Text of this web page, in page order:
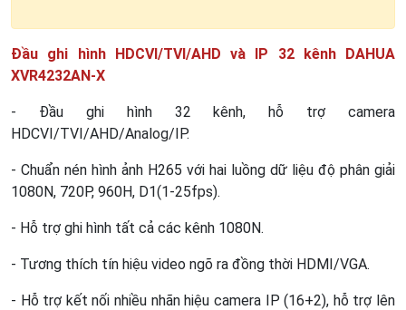
Đầu ghi hình HDCVI/TVI/AHD và IP 32 kênh DAHUA
XVR4232AN-X
- Đầu ghi hình 32 kênh, hỗ trợ camera
HDCVI/TVI/AHD/Analog/IP.
- Chuẩn nén hình ảnh H265 với hai luồng dữ liệu độ phân giải
1080N, 720P, 960H, D1(1-25fps).
- Hỗ trợ ghi hình tất cả các kênh 1080N.
- Tương thích tín hiệu video ngõ ra đồng thời HDMI/VGA.
- Hỗ trợ kết nối nhiều nhãn hiệu camera IP (16+2), hỗ trợ lên